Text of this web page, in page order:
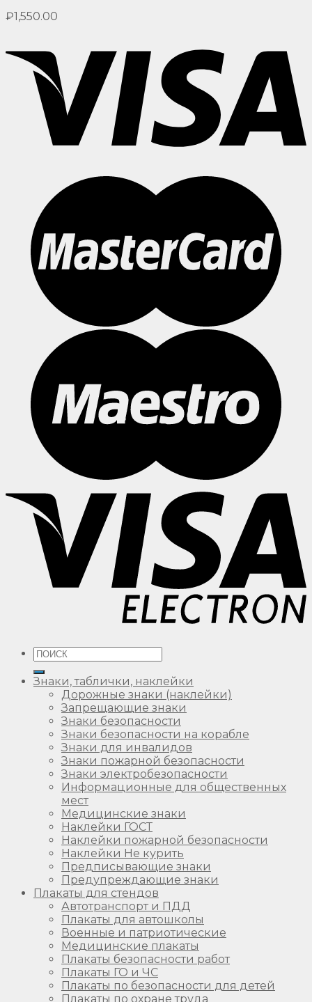
₽1,550.00
Искать:
Знаки, таблички, наклейки
Дорожные знаки (наклейки)
Запрещающие знаки
Знаки безопасности
Знаки безопасности на корабле
Знаки для инвалидов
Знаки пожарной безопасности
Знаки электробезопасности
Информационные для общественных
мест
Медицинские знаки
Наклейки ГОСТ
Наклейки пожарной безопасности
Наклейки Не курить
Предписывающие знаки
Предупреждающие знаки
Плакаты для стендов
Автотранспорт и ПДД
Плакаты для автошколы
Военные и патриотические
Медицинские плакаты
Плакаты безопасности работ
Плакаты ГО и ЧС
Плакаты по безопасности для детей
Плакаты по охране труда